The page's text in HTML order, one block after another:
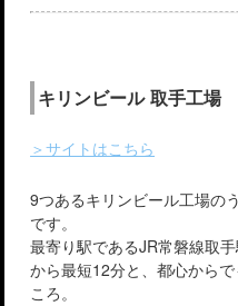
キリンビール 取手工場
＞サイトはこちら
9つあるキリンビール工場の
です。
最寄り駅であるJR常磐線取
から最短12分と、都心から
ころ。